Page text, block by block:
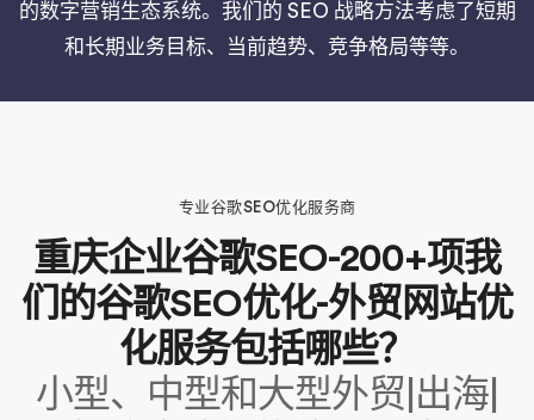
的数字营销生态系统。我们的 SEO 战略方法考虑了短期
和长期业务目标、当前趋势、竞争格局等等。
专业谷歌SEO优化服务商
重庆企业谷歌SEO-200+项我
们的谷歌SEO优化-外贸网站优
化服务包括哪些？
小型、中型和大型外贸|出海|